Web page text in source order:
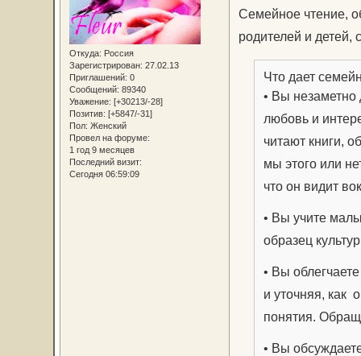
Откуда: Россия
Зарегистрирован: 27.02.13
Приглашений: 0
Сообщений: 89340
Уважение: [+30213/-28]
Позитив: [+5847/-31]
Пол: Женский
Провел на форуме:
1 год 9 месяцев
Последний визит:
Сегодня 06:59:09
Семейное чтение,
родителей и детей,
Что дает
• Вы незаметно
любовь и
читают книги,
мы этого или
что он видит
• Вы учите
образец
• Вы
и уточняя, как
понятия.
• Вы